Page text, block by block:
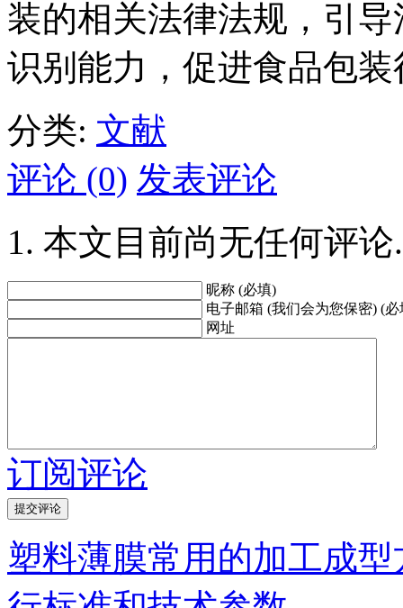
装的相关法律法规，引
识别能力，促进食品包
分类: 文献
评论 (0) 发表评论
本文目前尚无任何评论.
昵称 (必填)
电子邮箱 (我们会为您保密) (必
网址
订阅评论
塑料薄膜常用的加工成型